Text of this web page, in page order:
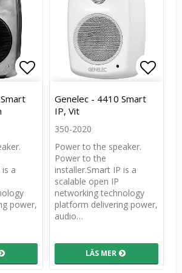
Lägg till i favoritlistan
Lägg till i favoritlistan
a
power,
Genelec - 4410 Smart
IP, Vit
350-2020
Power to the speaker.
Power to the
installer.Smart IP is a
scalable open IP
networking technology
platform delivering power,
audio…
LÄS MER